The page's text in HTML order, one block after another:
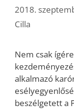
2018.
Cilla
Nem csak
alkalmazó
beszélgetett a